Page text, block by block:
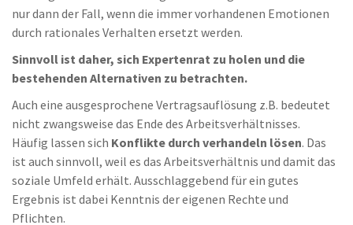
nur dann der Fall, wenn die immer vorhandenen Emotionen
durch rationales Verhalten ersetzt werden.
Sinnvoll ist daher, sich Expertenrat zu holen und die
bestehenden Alternativen zu betrachten.
Auch eine ausgesprochene Vertragsauflösung z.B. bedeutet
nicht zwangsweise das Ende des Arbeitsverhältnisses.
Häufig lassen sich Konflikte durch verhandeln lösen. Das
ist auch sinnvoll, weil es das Arbeitsverhältnis und damit das
soziale Umfeld erhält. Ausschlaggebend für ein gutes
Ergebnis ist dabei Kenntnis der eigenen Rechte und
Pflichten.